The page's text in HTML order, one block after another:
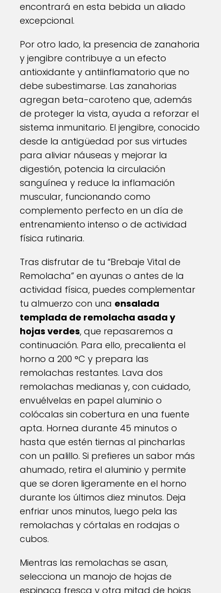
encontrará en esta bebida un aliado
excepcional.
Por otro lado, la presencia de zanahoria
y jengibre contribuye a un efecto
antioxidante y antiinflamatorio que no
debe subestimarse. Las zanahorias
agregan beta-caroteno que, además
de proteger la vista, ayuda a reforzar el
sistema inmunitario. El jengibre, conocido
desde la antigüedad por sus virtudes
para aliviar náuseas y mejorar la
digestión, potencia la circulación
sanguínea y reduce la inflamación
muscular, funcionando como
complemento perfecto en un día de
entrenamiento intenso o de actividad
física rutinaria.
Tras disfrutar de tu “Brebaje Vital de
Remolacha” en ayunas o antes de la
actividad física, puedes complementar
tu almuerzo con una ensalada
templada de remolacha asada y
hojas verdes, que repasaremos a
continuación. Para ello, precalienta el
horno a 200 °C y prepara las
remolachas restantes. Lava dos
remolachas medianas y, con cuidado,
envuélvelas en papel aluminio o
colócalas sin cobertura en una fuente
apta. Hornea durante 45 minutos o
hasta que estén tiernas al pincharlas
con un palillo. Si prefieres un sabor más
ahumado, retira el aluminio y permite
que se doren ligeramente en el horno
durante los últimos diez minutos. Deja
enfriar unos minutos, luego pela las
remolachas y córtalas en rodajas o
cubos.
Mientras las remolachas se asan,
selecciona un manojo de hojas de
espinaca fresca y otra mitad de hojas